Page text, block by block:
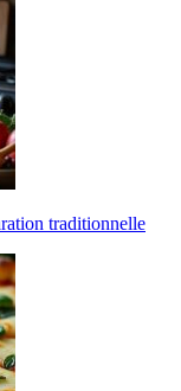
traditionnelle